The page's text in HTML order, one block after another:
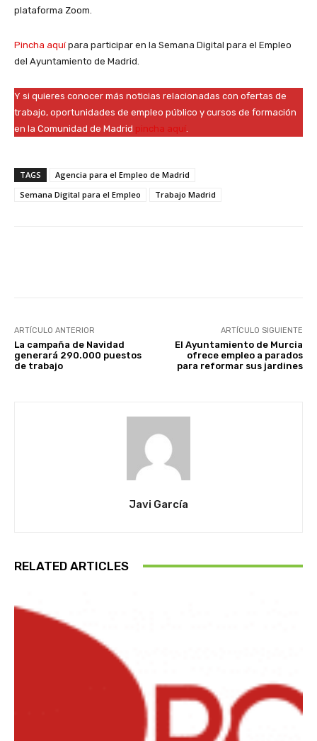
plataforma Zoom.
Pincha aquípara participar en la Semana Digital para el Empleo
del Ayuntamiento de Madrid.
Y si quieres conocer más noticias relacionadas con ofertas de
trabajo, oportunidades de empleo público y cursos de formación
en la Comunidad de Madrid pincha aquí
TAGS
Agencia para el Empleo de Madrid
Semana Digital para el Empleo
Trabajo Madrid
ARTÍCULO ANTERIOR
La campaña de Navidad
generará 290.000 puestos
de trabajo
ARTÍCULO SIGUIENTE
El Ayuntamiento de Murcia
ofrece empleo a parados
para reformar sus jardines
Javi García
RELATED ARTICLES